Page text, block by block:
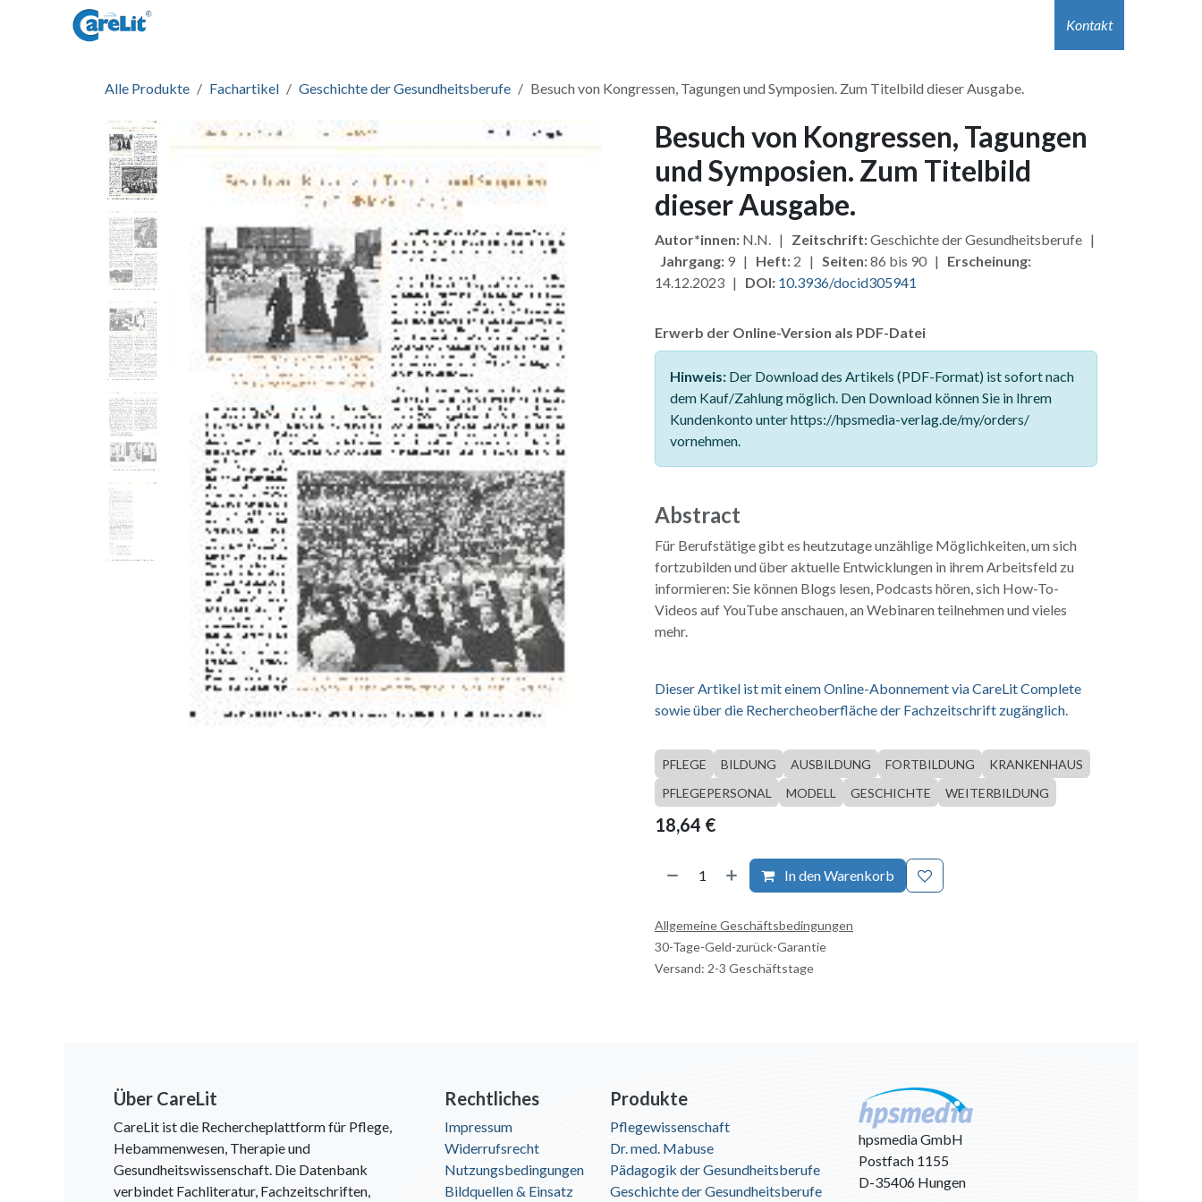
Zum Inhalt springen
Kontakt
Alle Produkte Fachartikel Geschichte der Gesundheitsberufe Besuch von Kongressen, Tagungen und Symposien. Zum Titelbild dieser Ausgabe.
Besuch von Kongressen, Tagungen
und Symposien. Zum Titelbild
dieser Ausgabe.
Autor*innen: N.N. | Zeitschrift:Geschichte der Gesundheitsberufe |
Jahrgang: 9 | Heft: 2 | Seiten:86 bis 90 | Erscheinung:
14.12.2023 | DOI: 10.3936/docid305941
Erwerb der Online-Version als PDF-Datei
Hinweis: Der Download des Artikels (PDF-Format) ist sofort nach
dem Kauf/Zahlung möglich. Den Download können Sie in Ihrem
Kundenkonto unter https://hpsmedia-verlag.de/my/orders/
vornehmen.
Abstract
Für Berufstätige gibt es heutzutage unzählige Möglichkeiten, um sich
fortzubilden und über aktuelle Entwicklungen in ihrem Arbeitsfeld zu
informieren: Sie können Blogs lesen, Podcasts hören, sich How-To-
Videos auf YouTube anschauen, an Webinaren teilnehmen und vieles
mehr.
Dieser Artikel ist mit einem Online-Abonnement via CareLit Complete
sowie über die Rechercheoberfläche der Fachzeitschrift zugänglich.
PFLEGE BILDUNG AUSBILDUNG FORTBILDUNG
KRANKENHAUS
PFLEGEPERSONAL
MODELL GESCHICHTE WEITERBILDUNG
18,64 €
In den Warenkorb
Allgemeine Geschäftsbedingungen
30-Tage-Geld-zurück-Garantie
Versand: 2-3 Geschäftstage
Über CareLit
CareLit ist die Rechercheplattform für Pflege,
Hebammenwesen, Therapie und
Gesundheitswissenschaft. Die Datenbank
verbindet Fachliteratur, Fachzeitschriften,
Rechtliches
Impressum
Widerrufsrecht
Nutzungsbedingungen
Bildquellen & Einsatz
Produkte
Pflegewissenschaft
Dr. med. Mabuse
Pädagogik der Gesundheitsberufe
Geschichte der Gesundheitsberufe
hpsmedia GmbH
Postfach 1155
D-35406 Hungen